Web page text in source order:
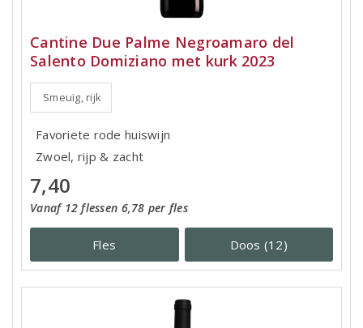
Cantine Due Palme Negroamaro del
Salento Domiziano met kurk 2023
Smeuïg, rijk
Favoriete rode huiswijn
Zwoel, rijp & zacht
7,40
Vanaf 12 flessen 6,78 per fles
Fles Doos (12)